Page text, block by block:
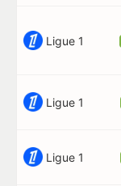
Ligue 1
Ligue 1
Ligue 1